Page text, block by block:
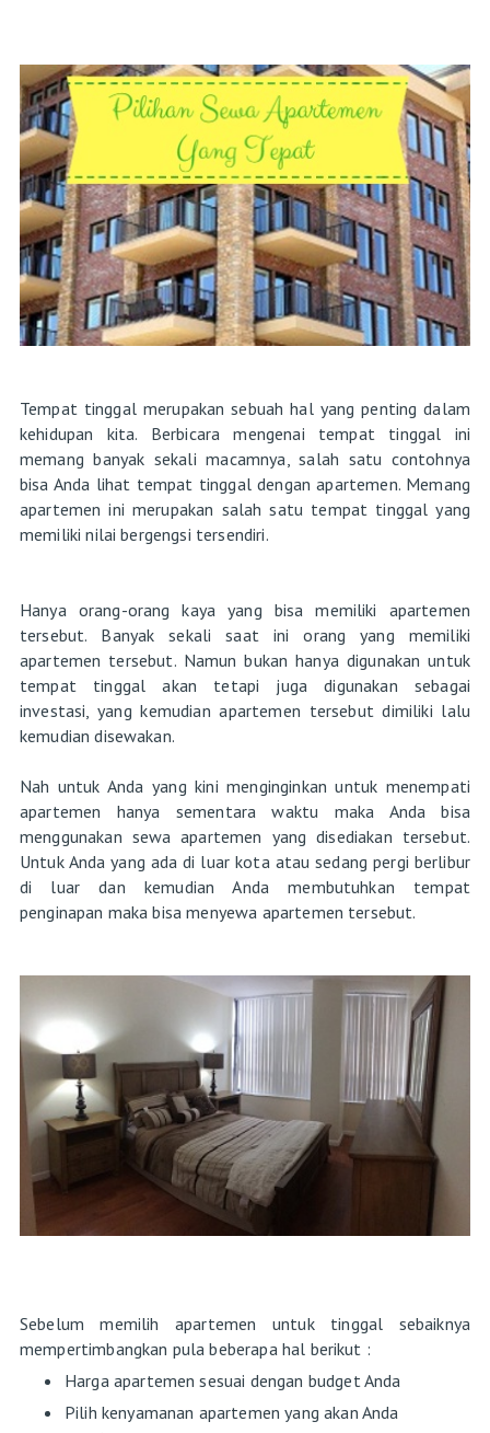
Tempat tinggal merupakan sebuah hal yang penting dalam
kehidupan kita. Berbicara mengenai tempat tinggal ini
memang banyak sekali macamnya, salah satu contohnya
bisa Anda lihat tempat tinggal dengan apartemen. Memang
apartemen ini merupakan salah satu tempat tinggal yang
memiliki nilai bergengsi tersendiri.
Hanya orang-orang kaya yang bisa memiliki apartemen
tersebut. Banyak sekali saat ini orang yang memiliki
apartemen tersebut. Namun bukan hanya digunakan untuk
tempat tinggal akan tetapi juga digunakan sebagai
investasi, yang kemudian apartemen tersebut dimiliki lalu
kemudian disewakan.
Nah untuk Anda yang kini menginginkan untuk menempati
apartemen hanya sementara waktu maka Anda bisa
menggunakan sewa apartemen yang disediakan tersebut.
Untuk Anda yang ada di luar kota atau sedang pergi berlibur
di luar dan kemudian Anda membutuhkan tempat
penginapan maka bisa menyewa apartemen tersebut.
Sebelum memilih apartemen untuk tinggal sebaiknya
mempertimbangkan pula beberapa hal berikut :
Harga apartemen sesuai dengan budget Anda
Pilih kenyamanan apartemen yang akan Anda